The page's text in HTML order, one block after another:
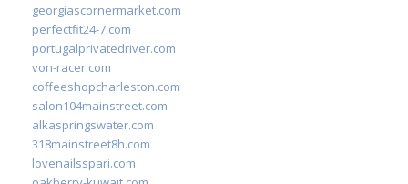
georgiascornermarket.com
perfectfit24-7.com
portugalprivatedriver.com
von-racer.com
coffeeshopcharleston.com
salon104mainstreet.com
alkaspringswater.com
318mainstreet8h.com
lovenailsspari.com